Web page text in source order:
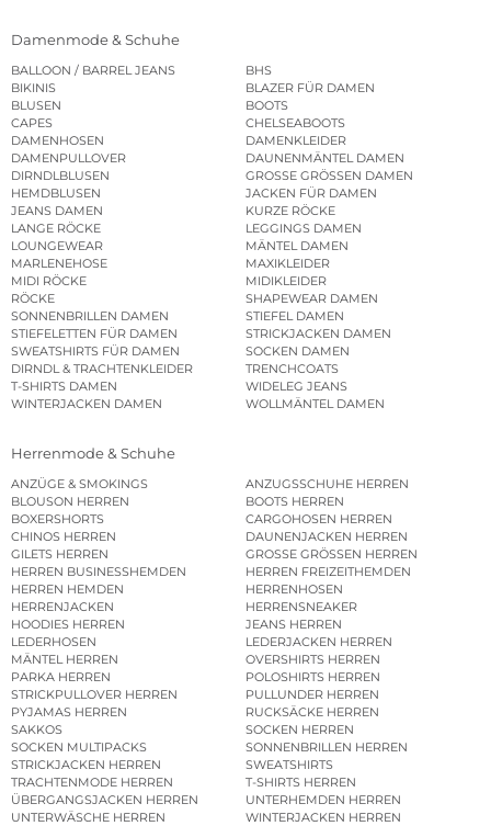
Damenmode & Schuhe
BALLOON / BARREL JEANS
BHS
BIKINIS
BLAZER FÜR DAMEN
BLUSEN
BOOTS
CAPES
CHELSEABOOTS
DAMENHOSEN
DAMENKLEIDER
DAMENPULLOVER
DAUNENMÄNTEL DAMEN
DIRNDLBLUSEN
GROSSE GRÖSSEN DAMEN
HEMDBLUSEN
JACKEN FÜR DAMEN
JEANS DAMEN
KURZE RÖCKE
LANGE RÖCKE
LEGGINGS DAMEN
LOUNGEWEAR
MÄNTEL DAMEN
MARLENEHOSE
MAXIKLEIDER
MIDI RÖCKE
MIDIKLEIDER
RÖCKE
SHAPEWEAR DAMEN
SONNENBRILLEN DAMEN
STIEFEL DAMEN
STIEFELETTEN FÜR DAMEN
STRICKJACKEN DAMEN
SWEATSHIRTS FÜR DAMEN
SOCKEN DAMEN
DIRNDL & TRACHTENKLEIDER
TRENCHCOATS
T-SHIRTS DAMEN
WIDELEG JEANS
WINTERJACKEN DAMEN
WOLLMÄNTEL DAMEN
Herrenmode & Schuhe
ANZÜGE & SMOKINGS
ANZUGSSCHUHE HERREN
BLOUSON HERREN
BOOTS HERREN
BOXERSHORTS
CARGOHOSEN HERREN
CHINOS HERREN
DAUNENJACKEN HERREN
GILETS HERREN
GROSSE GRÖSSEN HERREN
HERREN BUSINESSHEMDEN
HERREN FREIZEITHEMDEN
HERREN HEMDEN
HERRENHOSEN
HERRENJACKEN
HERRENSNEAKER
HOODIES HERREN
JEANS HERREN
LEDERHOSEN
LEDERJACKEN HERREN
MÄNTEL HERREN
OVERSHIRTS HERREN
PARKA HERREN
POLOSHIRTS HERREN
STRICKPULLOVER HERREN
PULLUNDER HERREN
PYJAMAS HERREN
RUCKSÄCKE HERREN
SAKKOS
SOCKEN HERREN
SOCKEN MULTIPACKS
SONNENBRILLEN HERREN
STRICKJACKEN HERREN
SWEATSHIRTS
TRACHTENMODE HERREN
T-SHIRTS HERREN
ÜBERGANGSJACKEN HERREN
UNTERHEMDEN HERREN
UNTERWÄSCHE HERREN
WINTERJACKEN HERREN